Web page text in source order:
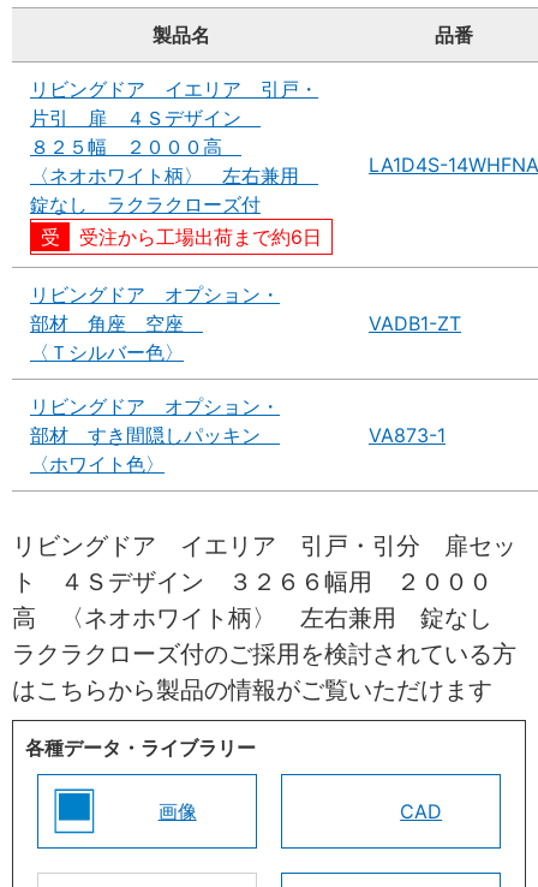
製品名 品番
リビングドア イエリア 引戸・
片引 扉 ４Ｓデザイン
８２５幅 ２０００高
〈ネオホワイト柄〉 左右兼用
錠なし ラクラクローズ付
受注から工場出荷まで約6日
LA1D4S-14WHFNA
リビングドア オプション・
部材 角座 空座
〈Ｔシルバー色〉
VADB1-ZT
リビングドア オプション・
部材 すき間隠しパッキン
〈ホワイト色〉
VA873-1
リビングドア イエリア 引戸・引分 扉セッ
ト ４Ｓデザイン ３２６６幅用 ２０００
高 〈ネオホワイト柄〉 左右兼用 錠なし
ラクラクローズ付のご採用を検討されている方
はこちらから製品の情報がご覧いただけます
各種データ・ライブラリー
画像 CAD